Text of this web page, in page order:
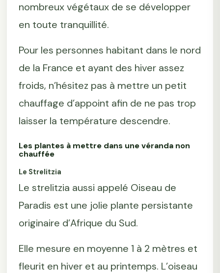
nombreux végétaux de se développer
en toute tranquillité.
Pour les personnes habitant dans le nord
de la France et ayant des hiver assez
froids, n’hésitez pas à mettre un petit
chauffage d’appoint afin de ne pas trop
laisser la température descendre.
Les plantes à mettre dans une véranda non
chauffée
Le Strelitzia
Le strelitzia aussi appelé Oiseau de
Paradis est une jolie plante persistante
originaire d’Afrique du Sud.
Elle mesure en moyenne 1 à 2 mètres et
fleurit en hiver et au printemps. L’oiseau